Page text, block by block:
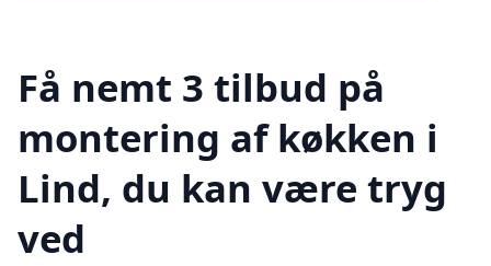
Få nemt 3 tilbud på
montering af køkken i
Lind, du kan være tryg
ved